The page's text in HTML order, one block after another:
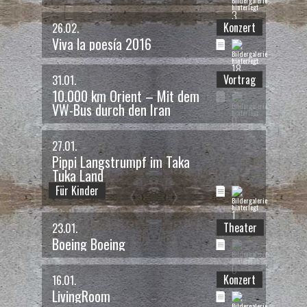
Vereinsfest 2016- Party
Kugi und KuKi
25 / 53
das war am 25.06.
Heimat, die ich verließ-
Ausstellung
Kugi und KuKi 26 / 53
das war am 17.06. um 20:00 Uhr
Langschlenderer- Konzert
Langschlenderer
27 / 53
3
26.02.
Viva la poesía 2016
Konzert
18
31.01.
10.000 km Orient – Mit dem
VW-Bus durch den Iran
Vortrag
0
27.01.
Pippi Langstrumpf im Taka
Tuka Land
Für Kinder
1
23.01.
Boeing Boeing
Theater
0
16.01.
LivingRoom
Konzert